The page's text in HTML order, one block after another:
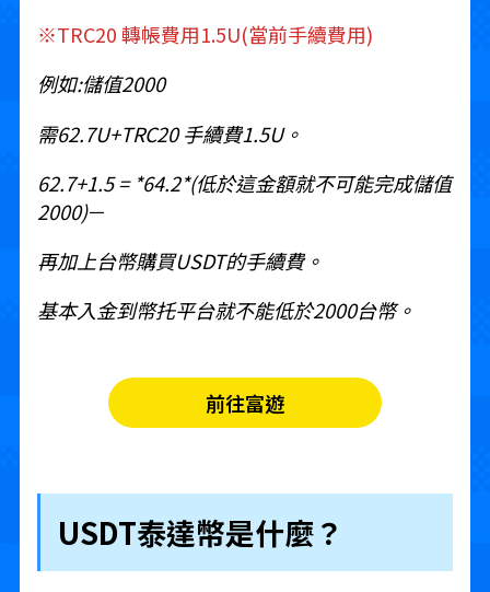
※TRC20 轉帳費用1.5U(當前手續費用)
例如:儲值2000
需62.7U+TRC20 手續費1.5U。
62.7+1.5 = *64.2*(低於這金額就不可能完成儲值
2000)－
再加上台幣購買USDT的手續費。
基本入金到幣托平台就不能低於2000台幣。
前往富遊
USDT泰達幣是什麼？